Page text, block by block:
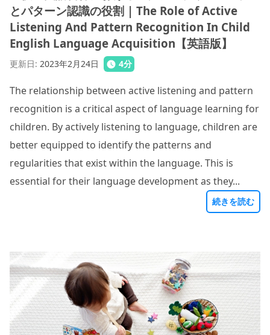
とパターン認識の役割 | The Role of Active
Listening And Pattern Recognition In Child
English Language Acquisition【英語版】
更新日: 2023年2月24日 4分
The relationship between active listening and pattern
recognition is a critical aspect of language learning for
children. By actively listening to language, children are
better equipped to identify the patterns and
regularities that exist within the language. This is
essential for their language development as they...
続きを読む